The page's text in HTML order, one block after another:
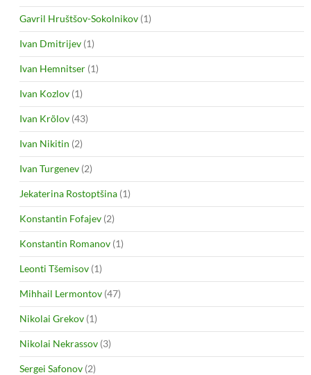
Gavril Hruštšov-Sokolnikov (1)
Ivan Dmitrijev (1)
Ivan Hemnitser (1)
Ivan Kozlov (1)
Ivan Krõlov (43)
Ivan Nikitin (2)
Ivan Turgenev (2)
Jekaterina Rostoptšina (1)
Konstantin Fofajev (2)
Konstantin Romanov (1)
Leonti Tšemisov (1)
Mihhail Lermontov (47)
Nikolai Grekov (1)
Nikolai Nekrassov (3)
Sergei Safonov (2)